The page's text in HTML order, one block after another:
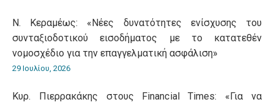
Ν. Κεραμέως: «Νέες δυνατότητες ενίσχυσης του
συνταξιοδοτικού εισοδήματος με το κατατεθέν
νομοσχέδιο για την επαγγελματική ασφάλιση»
29 Ιουλίου, 2026
Κυρ. Πιερρακάκης στους Financial Times: «Για να